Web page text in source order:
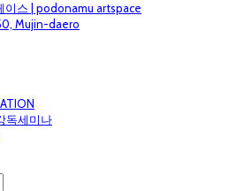
이스 | podonamu artspace
Mujin-daero
독세미나